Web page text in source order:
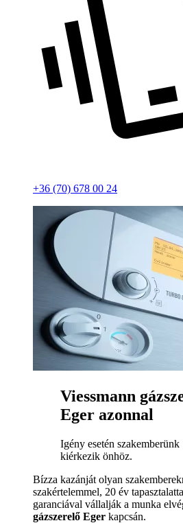
+36 (70) 678 00 24
Viessmann
Eger azonnal
Igény esetén
kiérkezik önhöz.
Bízza kazánját olyan
szakértelemmel, 20 év
garanciával vállalják a munka
gázszerelő Eger kapcsán.